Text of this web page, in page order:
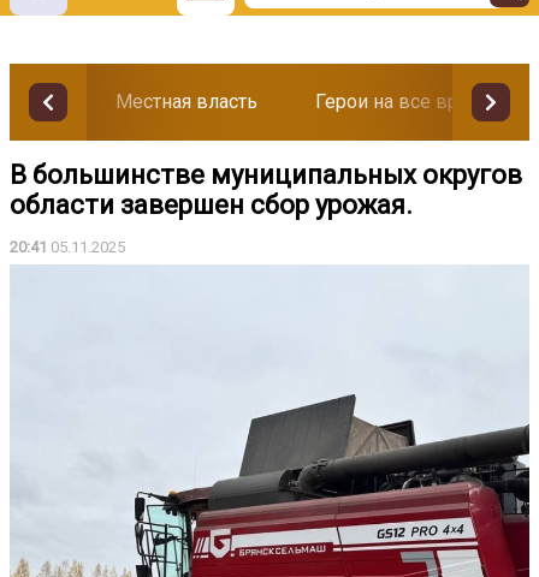
Местная власть Герои на все времена
В большинстве муниципальных округов
области завершен сбор урожая.
20:41 05.11.2025